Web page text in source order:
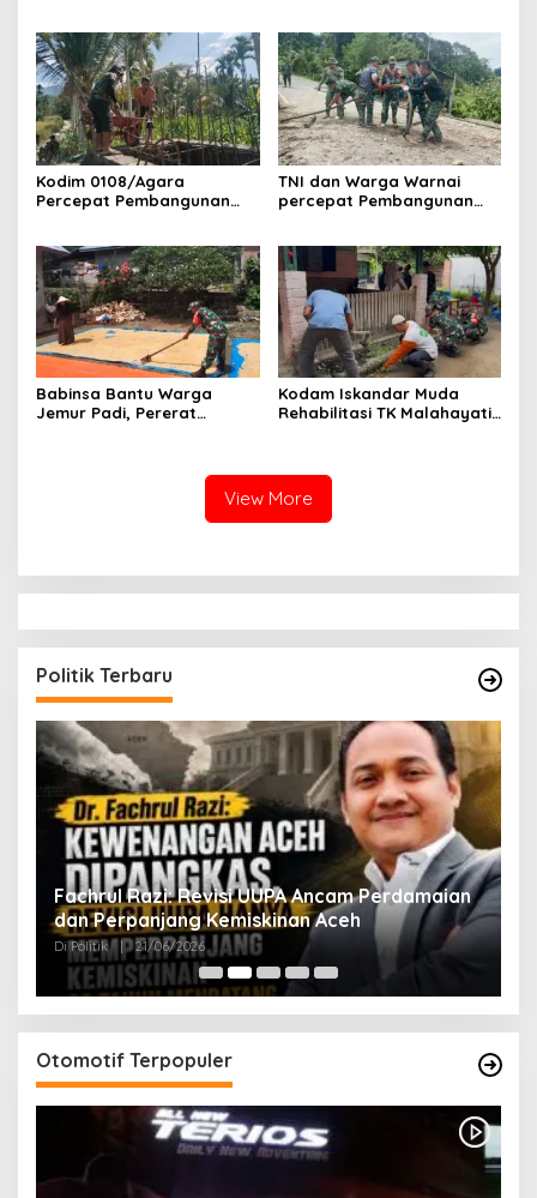
Lawe Ger Ger, Aceh
Tenggara
Kodim 0108/Agara
Percepat Pembangunan
Tenggara
TNI dan Warga Warnai
percepat Pembangunan
Tenggara
Babinsa Bantu Warga
Jemur Padi, Pererat
Kodam Iskandar Muda
Rehabilitasi TK Malahayati
Dunia Pendidikan
View More
Politik Terbaru
Fachrul Razi: Revisi UUPA Ancam Perdamaian
dan Perpanjang Kemiskinan Aceh
Di Politik 21/06/2026
Otomotif Terpopuler